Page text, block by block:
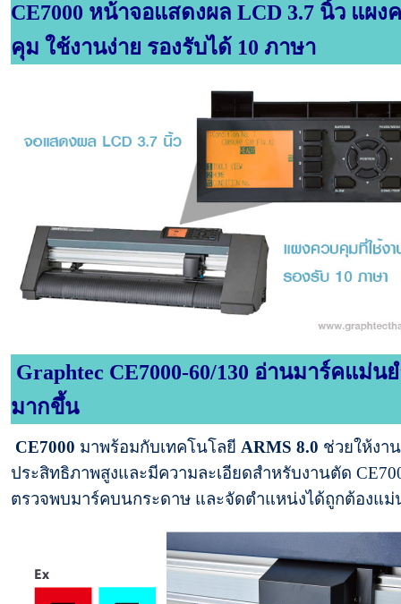
CE7000 หน้าจอแสดงผล LCD 3.7 นิ้ว แผง
คุม ใช้งานง่าย รองรับได้ 10 ภาษา
Graphtec CE7000-60/130 อ่านมาร์คแม่น
มากขึ้น
CE7000 มาพร้อมกับเทคโนโลยีARMS 8.0 ช่วยให้งา
ประสิทธิภาพสูงและมีความละเอียดสำหรับงานตัด
ตรวจพบมาร์คบนกระดาษ และจัดตำแหน่งได้ถูกต้องแม่